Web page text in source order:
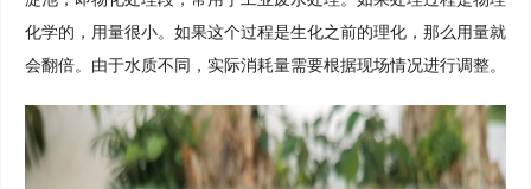
化学的，用量很小。如果这个过程是生化之前的理化，那么用量就
会翻倍。由于水质不同，实际消耗量需要根据现场情况进行调整。